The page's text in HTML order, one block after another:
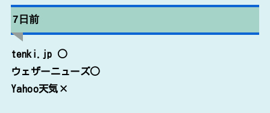
7日前
tenki.jp ○
ウェザーニューズ○
Yahoo天気×